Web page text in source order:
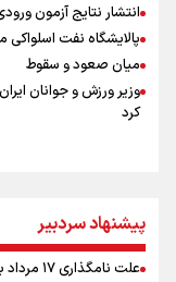
انتشار نتایج آزمون
پالایشگاه نفت
میان صعود و سقوط
وزیر ورزش و جوانان
کرد
موسی جنپو، بازیکن
بازدید وزیر ورزش
افزایش تعداد قربانیان
ورزشکاران سنگنوردی
یمن، ایستاده در برابر
پیشنهاد سردبیر
علت نامگذاری ۱۷ مرداد به عنوان روز خبرنگار چیست؟